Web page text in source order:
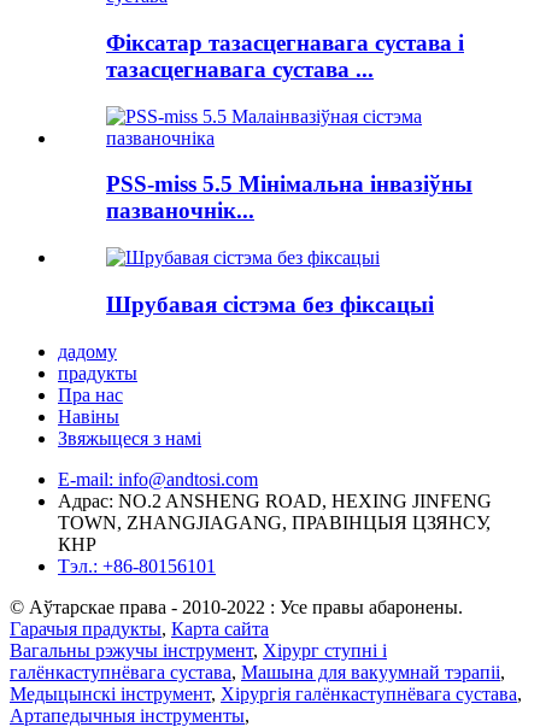
Фіксатар тазасцегнавага сустава і
тазасцегнавага сустава ...
PSS-miss 5.5 Мінімальна інвазіўны
пазваночнік...
Шрубавая сістэма без фіксацыі
дадому
прадукты
Пра нас
Навіны
Звяжыцеся з намі
E-mail: info@andtosi.com
Адрас: NO.2 ANSHENG ROAD, HEXING JINFENG
TOWN, ZHANGJIAGANG, ПРАВІНЦЫЯ ЦЗЯНСУ,
КНР
Тэл.: +86-80156101
© Аўтарскае права - 2010-2022 : Усе правы абаронены.
Гарачыя прадукты, Карта сайта
Вагальны рэжучы інструмент, Хірург ступні і
галёнкаступнёвага сустава, Машына для вакуумнай тэрапіі,
Медыцынскі інструмент, Хірургія галёнкаступнёвага сустава,
Артапедычныя інструменты,